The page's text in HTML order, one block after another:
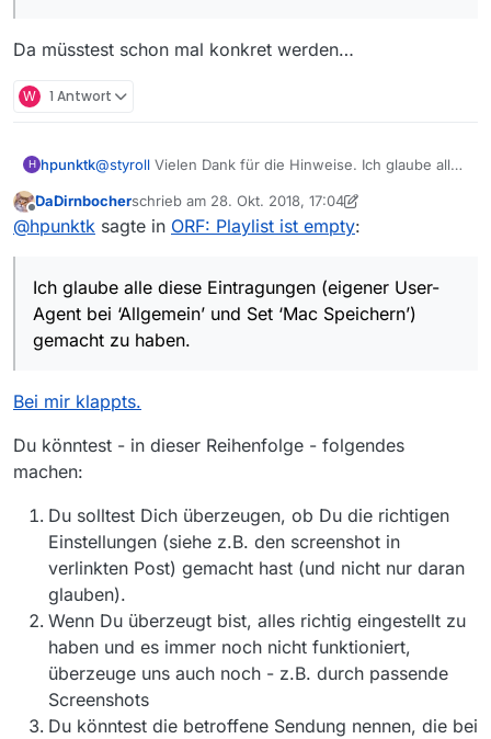
Da müsstest schon mal konkret werden…
W 1 Antwort
H hpunktk@styroll Vielen Dank für die Hinweise. Ich glaube alle
‘Allgemein’ und Set ‘Mac Speichern’) gemacht zu
haben. Trotzdem kommt beim Download-Versuch
Inhalt). MV natürlich neu gestartet. Woran kann es
noch liegen?
Offline
DaDirnbocherschrieb am 28. Okt. 2018, 17:04
zuletzt editiert von DaDirnbocher
@hpunktk sagte in ORF: Playlist ist empty:
Ich glaube alle diese Eintragungen (eigener User-
Agent bei ‘Allgemein’ und Set ‘Mac Speichern’)
gemacht zu haben.
Bei mir klappts.
Du könntest - in dieser Reihenfolge - folgendes
machen:
Du solltest Dich überzeugen, ob Du die richtigen
Einstellungen (siehe z.B. den screenshot in
verlinkten Post) gemacht hast (und nicht nur daran
glauben).
Wenn Du überzeugt bist, alles richtig eingestellt zu
haben und es immer noch nicht funktioniert,
überzeuge uns auch noch - z.B. durch passende
Screenshots
Du könntest die betroffene Sendung nennen, die bei